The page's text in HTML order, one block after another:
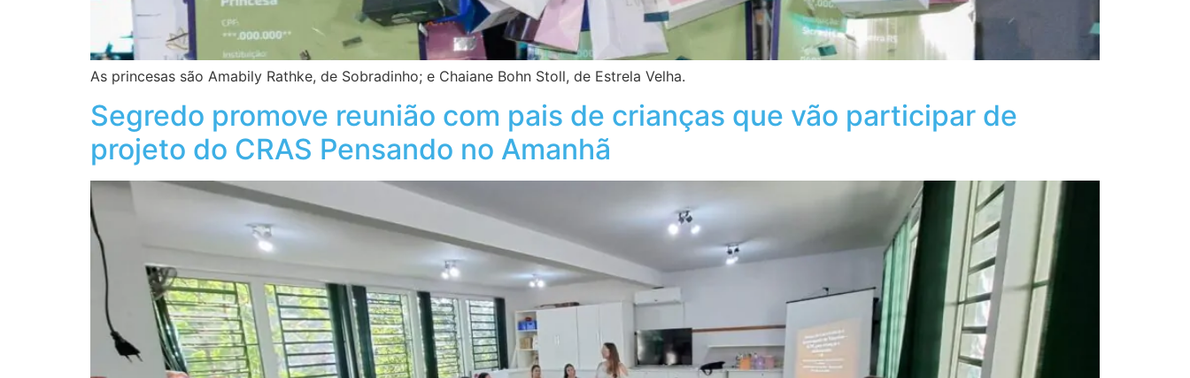
As princesas são Amabily Rathke, de Sobradinho; e Chaiane Bohn Stoll, de Estrela Velha.
Segredo promove reunião com pais de crianças que vão participar de
projeto do CRAS Pensando no Amanhã